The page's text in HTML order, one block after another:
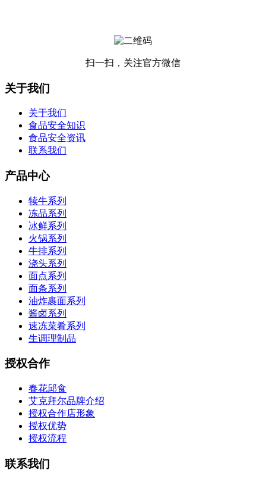
扫一扫，关注官方微信
关于我们
关于我们
食品安全知识
食品安全资讯
联系我们
产品中心
犊牛系列
冻品系列
冰鲜系列
火锅系列
牛排系列
浇头系列
面点系列
面条系列
油炸裹面系列
酱卤系列
速冻菜肴系列
生调理制品
授权合作
春花邱食
艾克拜尔品牌介绍
授权合作店形象
授权优势
授权流程
联系我们